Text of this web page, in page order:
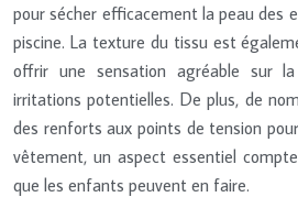
pour sécher efficacement la peau des
piscine. La texture du tissu est
offrir une sensation agréable sur
irritations potentielles. De plus, de
des renforts aux points de tension
vêtement, un aspect essentiel
que les enfants peuvent en faire.